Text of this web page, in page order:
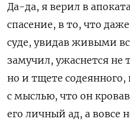
Да-да, я верил в
спасение, в то, что
суде, увидав живыми
замучил, ужаснется не
но и тщете
с мыслью, что он
его личный ад, а вовсе